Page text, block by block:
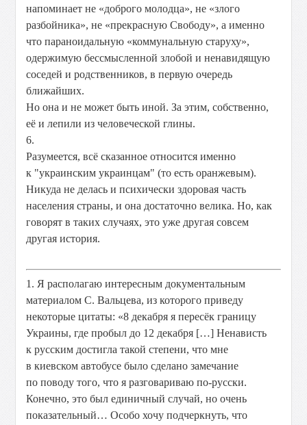
напоминает не «доброго молодца», не «злого
разбойника», не «прекрасную Свободу», а именно
что параноидальную «коммунальную старуху»,
одержимую бессмысленной злобой и ненавидящую
соседей и родственников, в первую очередь
ближайших.
Но она и не может быть иной. За этим, собственно,
её и лепили из человеческой глины.
6.
Разумеется, всё сказанное относится именно
к "украинским украинцам" (то есть оранжевым).
Никуда не делась и психически здоровая часть
населения страны, и она достаточно велика. Но, как
говорят в таких случаях, это уже другая совсем
другая история.
1. Я располагаю интересным документальным
материалом С. Вальцева, из которого приведу
некоторые цитаты: «8 декабря я пересёк границу
Украины, где пробыл до 12 декабря […] Ненависть
к русским достигла такой степени, что мне
в киевском автобусе было сделано замечание
по поводу того, что я разговариваю по-русски.
Конечно, это был единичный случай, но очень
показательный… Особо хочу подчеркнуть, что